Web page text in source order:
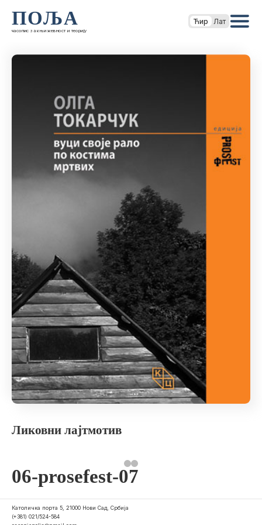
ПОЉА
часопис за књижевност и теорију
Ћир Лат
Ликовни лајтмотив
06-prosefest-07
Католичка порта 5, 21000 Нови Сад, Србија
(+381) 021/524-584